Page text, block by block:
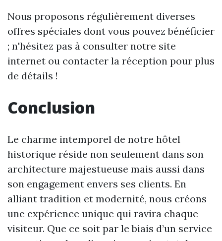
Nous proposons régulièrement diverses
offres spéciales dont vous pouvez bénéficier
; n'hésitez pas à consulter notre site
internet ou contacter la réception pour plus
de détails !
Conclusion
Le charme intemporel de notre hôtel
historique réside non seulement dans son
architecture majestueuse mais aussi dans
son engagement envers ses clients. En
alliant tradition et modernité, nous créons
une expérience unique qui ravira chaque
visiteur. Que ce soit par le biais d’un service